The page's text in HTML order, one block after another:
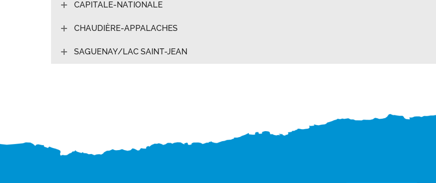
CAPITALE-NATIONALE
CHAUDIÈRE-APPALACHES
SAGUENAY/LAC SAINT-JEAN